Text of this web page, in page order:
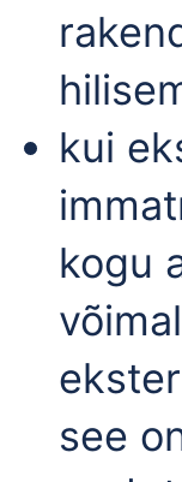
kui
kogu
see